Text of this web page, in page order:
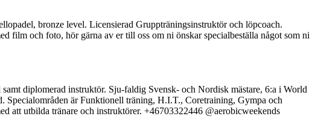
bronze level. Licensierad Gruppträningsinstruktör och löpcoach.
film och foto, hör gärna av er till oss om ni önskar specialbeställa något som ni
diplomerad instruktör. Sju-faldig Svensk- och Nordisk mästare, 6:a i World
är Funktionell träning, H.I.T., Coretraining, Gympa och
att utbilda tränare och instruktörer. +46703322446 @aerobicweekends